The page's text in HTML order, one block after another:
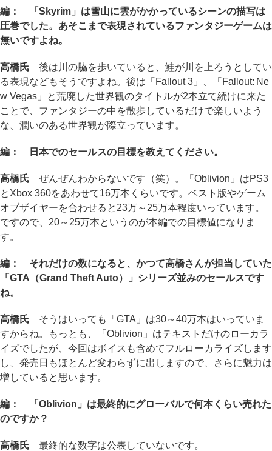
編： 「Skyrim」は雪山に雲がかかっているシーンの描写は
圧巻でした。あそこまで表現されているファンタジーゲームは
無いですよね。
高橋氏 後は川の脇を歩いていると、鮭が川を上ろうとしてい
る表現などもそうですよね。後は「Fallout 3」、「Fallout: Ne
w Vegas」と荒廃した世界観のタイトルが2本立て続けに来た
ことで、ファンタジーの中を散歩しているだけで楽しいよう
な、潤いのある世界観が際立っています。
編： 日本でのセールスの目標を教えてください。
高橋氏 ぜんぜんわからないです（笑）。「Oblivion」はPS3
とXbox 360をあわせて16万本くらいです。ベスト版やゲーム
オブザイヤーを合わせると23万～25万本程度いっています。
ですので、20～25万本というのが本編での目標値になりま
す。
編： それだけの数になると、かつて高橋さんが担当していた
「GTA（Grand Theft Auto）」シリーズ並みのセールスです
ね。
高橋氏 そうはいっても「GTA」は30～40万本はいっていま
すからね。もっとも、「Oblivion」はテキストだけのローカラ
イズでしたが、今回はボイスも含めてフルローカライズします
し、発売日もほとんど変わらずに出しますので、さらに魅力は
増していると思います。
編： 「Oblivion」は最終的にグローバルで何本くらい売れた
のですか？
高橋氏 最終的な数字は公表していないです。